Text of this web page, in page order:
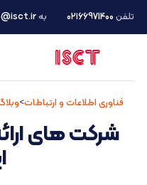
تلفن ۰۲۱66971400 به
فناوری اطلاعات و ارتباطات>